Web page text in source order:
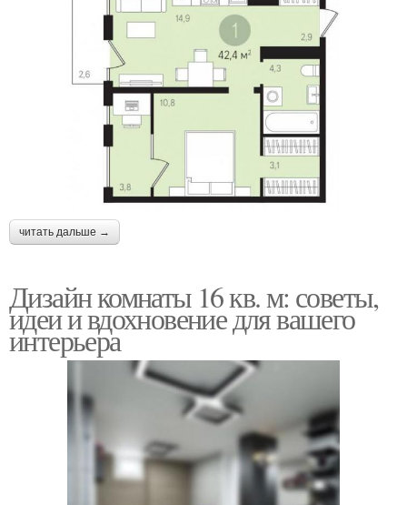
читать дальше →
Дизайн комнаты 16 кв. м: советы,
идеи и вдохновение для вашего
интерьера